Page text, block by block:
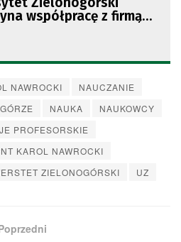
współpracę z firmą
NAWROCKI
NAUCZANIE
NAUKA
NAUKOWCY
PROFESORSKIE
KAROL NAWROCKI
ZIELONOGÓRSKI UZ